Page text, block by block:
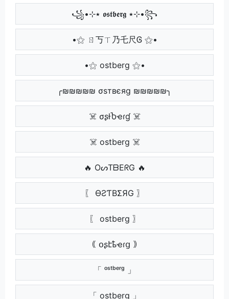
꧁•⊹٭ 𝖔𝖘𝖙𝖇𝖊𝖗𝖌 ٭⊹•꧂
•⚝ ㄖ丂ㄒ乃乇尺Ꮆ ⚝•
•⚝ ostberg ⚝•
╭₪₪₪₪₪ σѕтвєяg ₪₪₪₪₪╮
☠️ σʂƚႦҽɾɠ ☠️
☠️ ostberg ☠️
🔥 OᔕTᗷEᖇG 🔥
〖 ӨƧƬBΣЯG 〗
〖 ostberg 〗
｟ օʂէҍҽɾց ｠
「 ᵒˢᵗᵇᵉʳᵍ 」
「 ostberg 」